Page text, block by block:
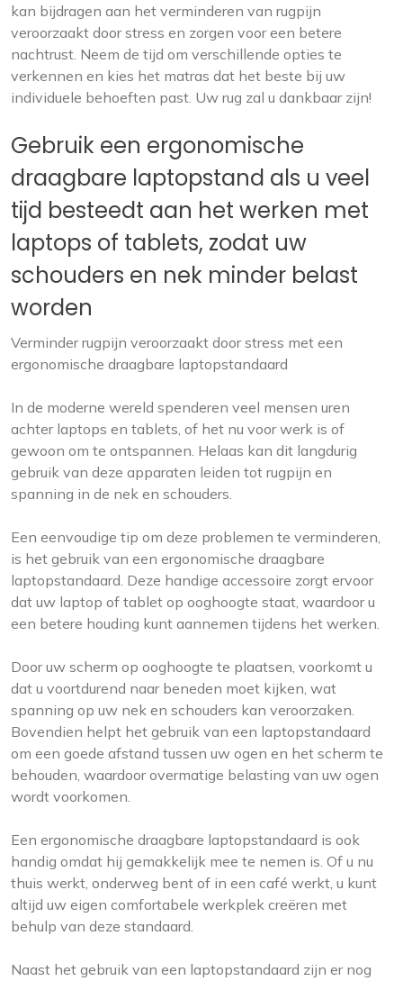
kan bijdragen aan het verminderen van rugpijn
veroorzaakt door stress en zorgen voor een betere
nachtrust. Neem de tijd om verschillende opties te
verkennen en kies het matras dat het beste bij uw
individuele behoeften past. Uw rug zal u dankbaar zijn!
Gebruik een ergonomische
draagbare laptopstand als u veel
tijd besteedt aan het werken met
laptops of tablets, zodat uw
schouders en nek minder belast
worden
Verminder rugpijn veroorzaakt door stress met een
ergonomische draagbare laptopstandaard
In de moderne wereld spenderen veel mensen uren
achter laptops en tablets, of het nu voor werk is of
gewoon om te ontspannen. Helaas kan dit langdurig
gebruik van deze apparaten leiden tot rugpijn en
spanning in de nek en schouders.
Een eenvoudige tip om deze problemen te verminderen,
is het gebruik van een ergonomische draagbare
laptopstandaard. Deze handige accessoire zorgt ervoor
dat uw laptop of tablet op ooghoogte staat, waardoor u
een betere houding kunt aannemen tijdens het werken.
Door uw scherm op ooghoogte te plaatsen, voorkomt u
dat u voortdurend naar beneden moet kijken, wat
spanning op uw nek en schouders kan veroorzaken.
Bovendien helpt het gebruik van een laptopstandaard
om een goede afstand tussen uw ogen en het scherm te
behouden, waardoor overmatige belasting van uw ogen
wordt voorkomen.
Een ergonomische draagbare laptopstandaard is ook
handig omdat hij gemakkelijk mee te nemen is. Of u nu
thuis werkt, onderweg bent of in een café werkt, u kunt
altijd uw eigen comfortabele werkplek creëren met
behulp van deze standaard.
Naast het gebruik van een laptopstandaard zijn er nog